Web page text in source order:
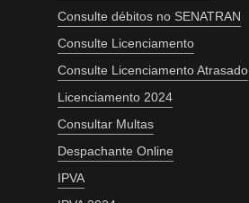
Consulte débitos no SENATRAN
Consulte Licenciamento
Consulte Licenciamento Atrasado
Licenciamento 2024
Consultar Multas
Despachante Online
IPVA